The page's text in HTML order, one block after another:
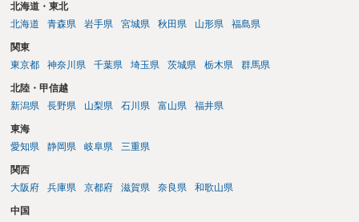
北海道・東北
北海道
青森県 岩手県 宮城県 秋田県 山形県 福島県
関東
東京都
神奈川県 千葉県 埼玉県 茨城県 栃木県 群馬県
北陸・甲信越
新潟県
長野県 山梨県 石川県 富山県 福井県
東海
愛知県
静岡県 岐阜県 三重県
関西
大阪府
兵庫県 京都府 滋賀県 奈良県 和歌山県
中国